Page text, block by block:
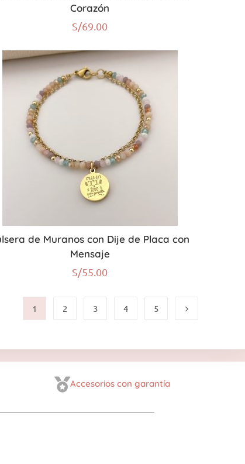
Corazón
S/69.00
de Muranos con Dije de Placa con
Mensaje
S/55.00
1 2 3 4 5
Accesorios con garantía